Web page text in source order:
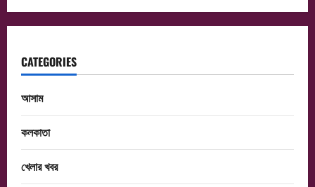
CATEGORIES
আসাম
কলকাতা
খেলার খবর